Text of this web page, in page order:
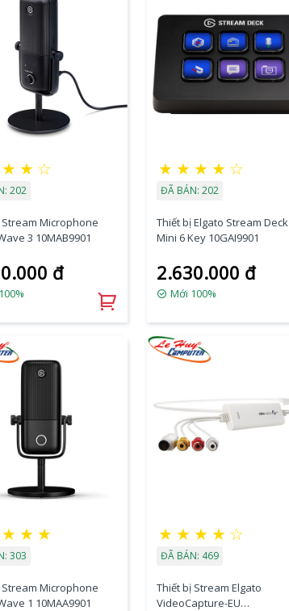
★ ★ ☆
202
Microphone
3 10MAB9901
đ
★ ★ ★ ★ ☆
ĐÃ BÁN: 202
Thiết bị Elgato Stream Deck
Mini 6 Key 10GAI9901
2.630.000 đ
Mới 100%
★ ★ ★
303
Microphone
1 10MAA9901
★ ★ ★ ★ ☆
ĐÃ BÁN: 469
Thiết bị Stream Elgato
VideoCapture-EU